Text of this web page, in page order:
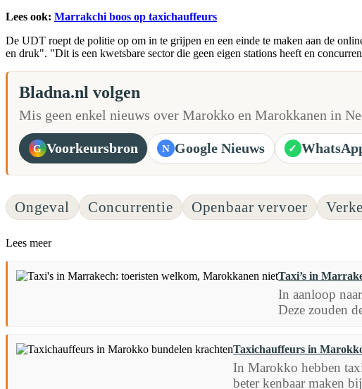
Lees ook: Marrakchi boos op taxichauffeurs
De UDT roept de politie op om in te grijpen en een einde te maken aan de
en druk". "Dit is een kwetsbare sector die geen eigen stations heeft en
Bladna.nl volgen
Mis geen enkel nieuws over Marokko en Marokkanen in
G Voorkeursbron N Google Nieuws ✓
Ongeval Concurrentie Openbaar vervoer
Lees meer
Taxi’s in
In aanloop
Deze zouden
Taxichauffeurs in
In Marokko hebben
beter kenbaar maken